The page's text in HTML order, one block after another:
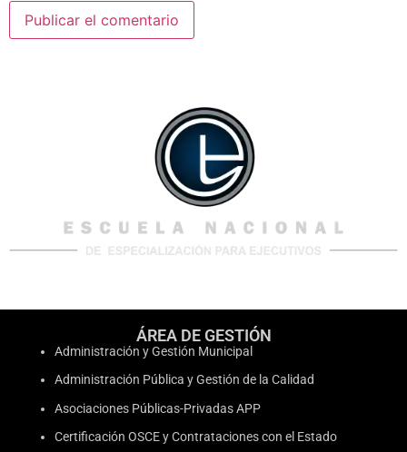
ÁREA DE GESTIÓN
Administración y Gestión Municipal
Administración Pública y Gestión de la Calidad
Asociaciones Públicas-Privadas APP
Certificación OSCE y Contrataciones con el Estado